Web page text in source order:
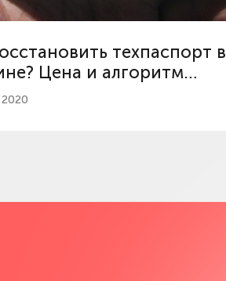
техпаспорт в
Цена и алгоритм